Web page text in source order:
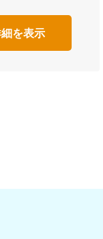
を表示